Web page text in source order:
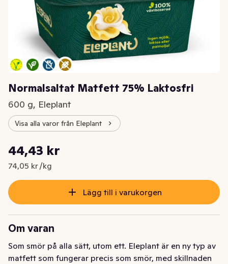
Normalsaltat Matfett 75% Laktosfri
600 g, Eleplant
Visa alla varor från Eleplant
Nuvarande pris är: 44,43 kr
44,43 kr
74,05 kr /kg
Styckpris: 74,05 kr /kg
Lägg till i varukorgen
Om varan
Som smör på alla sätt, utom ett. Eleplant är en ny typ av
matfett som fungerar precis som smör, med skillnaden